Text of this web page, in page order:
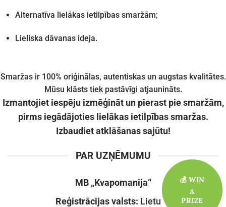
Alternatīva lielākas ietilpības smaržām;
Lieliska dāvanas ideja.
Smaržas ir 100% oriģinālas, autentiskas un augstas kvalitātes.
Mūsu klāsts tiek pastāvīgi atjaunināts.
Izmantojiet iespēju izmēģināt un pierast pie smaržām,
pirms iegādājoties lielākas ietilpības smaržas.
Izbaudiet atklāšanas sajūtu!
PAR UZŅĒMUMU
MB „Kvapomanija“
Reģistrācijas valsts: Lietuva
💰 WIN
A
PRIZE
💰 WIN
A
PRIZE